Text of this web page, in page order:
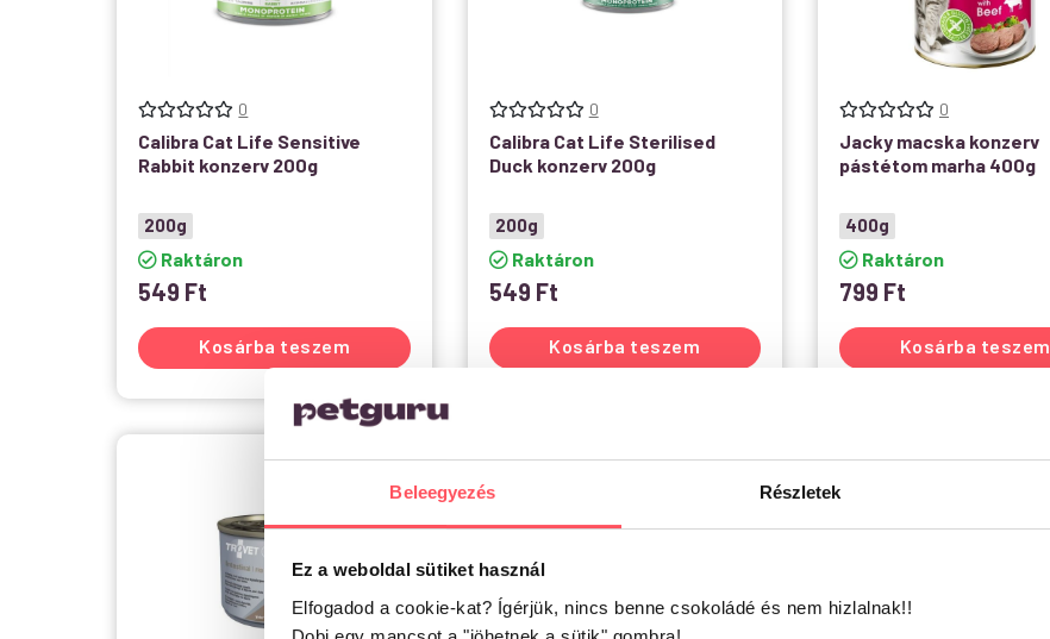
Beleegyezés Részletek
Ez a weboldal sütiket használ
Elfogadod a cookie-kat? Ígérjük, nincs benne csokoládé és nem hizlalnak!!
0
Calibra Cat Life Sensitive
Rabbit konzerv 200g
200g
Raktáron
549 Ft
Kosárba teszem
0
Calibra Cat Life Sterilised
Duck konzerv 200g
200g
Raktáron
549 Ft
Kosárba teszem
0
Jacky macska konzerv
pástétom marha 400g
400g
Raktáron
799 Ft
Kosárba teszem